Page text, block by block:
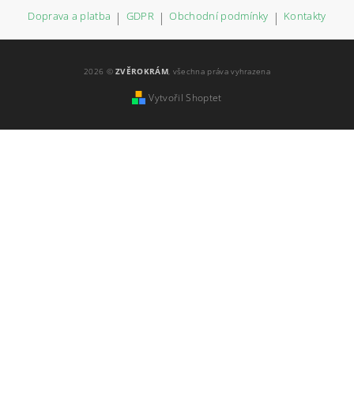
Doprava a platba | GDPR | Obchodní podmínky | Kontakty
2026 ©ZVĚROKRÁM, všechna práva vyhrazena
Vytvořil Shoptet